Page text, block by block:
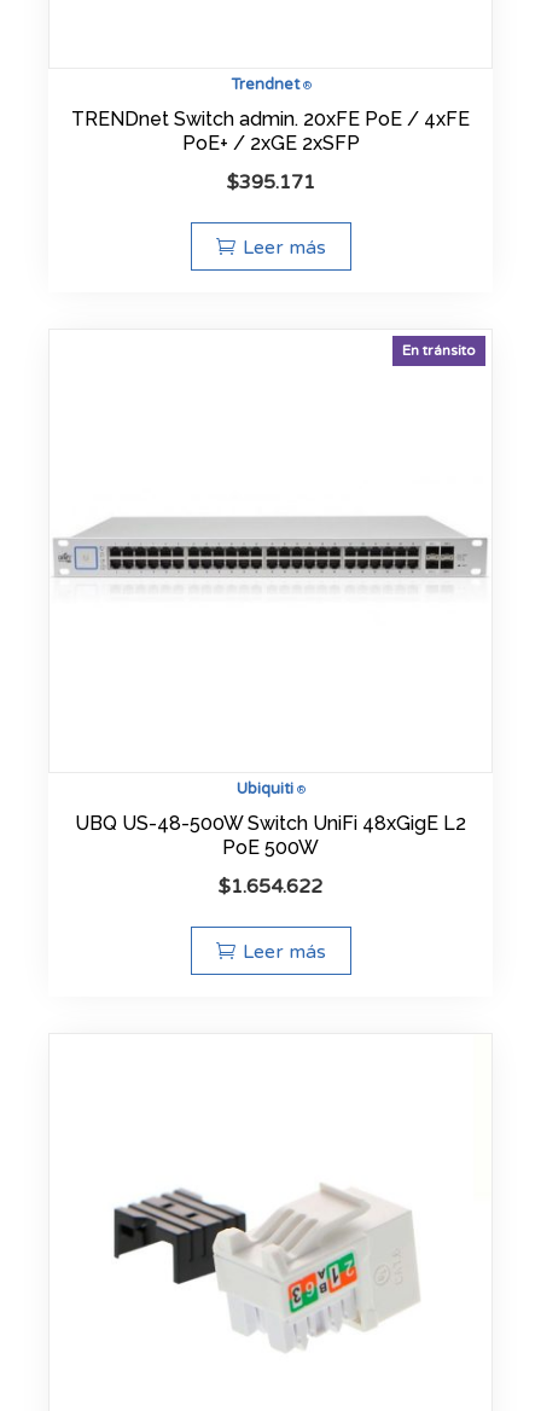
Trendnet®
TRENDnet Switch admin. 20xFE PoE / 4xFE
PoE+ / 2xGE 2xSFP
$395.171
Leer más
Ubiquiti®
En tránsito
UBQ US-48-500W Switch UniFi 48xGigE L2
PoE 500W
$1.654.622
Leer más